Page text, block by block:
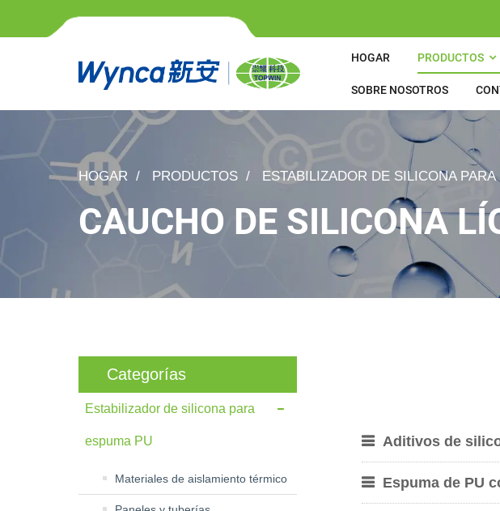
HOGAR PRODUCTOS
SOBRE NOSOTROS
HOGAR PRODUCTOS ESTABILIZADOR DE SILICONA PARA
CAUCHO DE SILICONA
Categorías
Estabilizador de silicona para
espuma PU
Materiales de aislamiento térmico
Aditivos de
Espuma de PU